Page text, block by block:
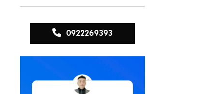
0922269393